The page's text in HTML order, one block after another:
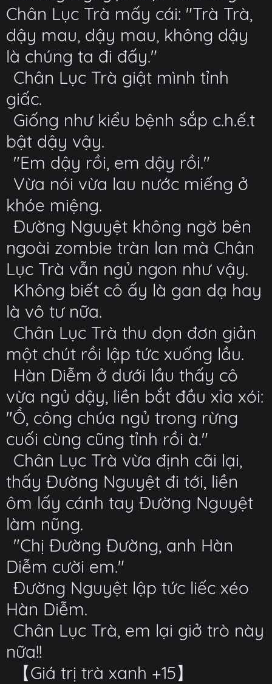
Chân Lục Trà mấy cái: "Trà Trà,
dậy mau, dậy mau, không dậy
là chúng ta đi đấy."
Chân Lục Trà giật mình tỉnh
giấc.
Giống như kiểu bệnh sắp c.h.ế.t
bật dậy vậy.
"Em dậy rồi, em dậy rồi."
Vừa nói vừa lau nước miếng ở
khóe miệng.
Đường Nguyệt không ngờ bên
ngoài zombie tràn lan mà Chân
Lục Trà vẫn ngủ ngon như vậy.
Không biết cô ấy là gan dạ hay
là vô tư nữa.
Chân Lục Trà thu dọn đơn giản
một chút rồi lập tức xuống lầu.
Hàn Diễm ở dưới lầu thấy cô
vừa ngủ dậy, liền bắt đầu xỉa xói:
"Ồ, công chúa ngủ trong rừng
cuối cùng cũng tỉnh rồi à."
Chân Lục Trà vừa định cãi lại,
thấy Đường Nguyệt đi tới, liền
ôm lấy cánh tay Đường Nguyệt
làm nũng.
"Chị Đường Đường, anh Hàn
Diễm cười em."
Đường Nguyệt lập tức liếc xéo
Hàn Diễm.
Chân Lục Trà, em lại giở trò này
nữa!!
【Giá trị trà xanh +15】